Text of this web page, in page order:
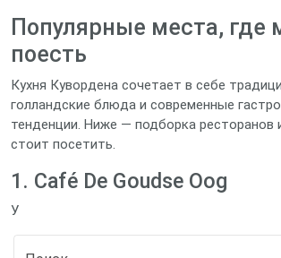
Популярные места, где
поесть
Кухня Кувордена сочетает в себе
голландские блюда и современные
тенденции. Ниже — подборка ресторанов
стоит посетить.
1. Café De Goudse Oog
У